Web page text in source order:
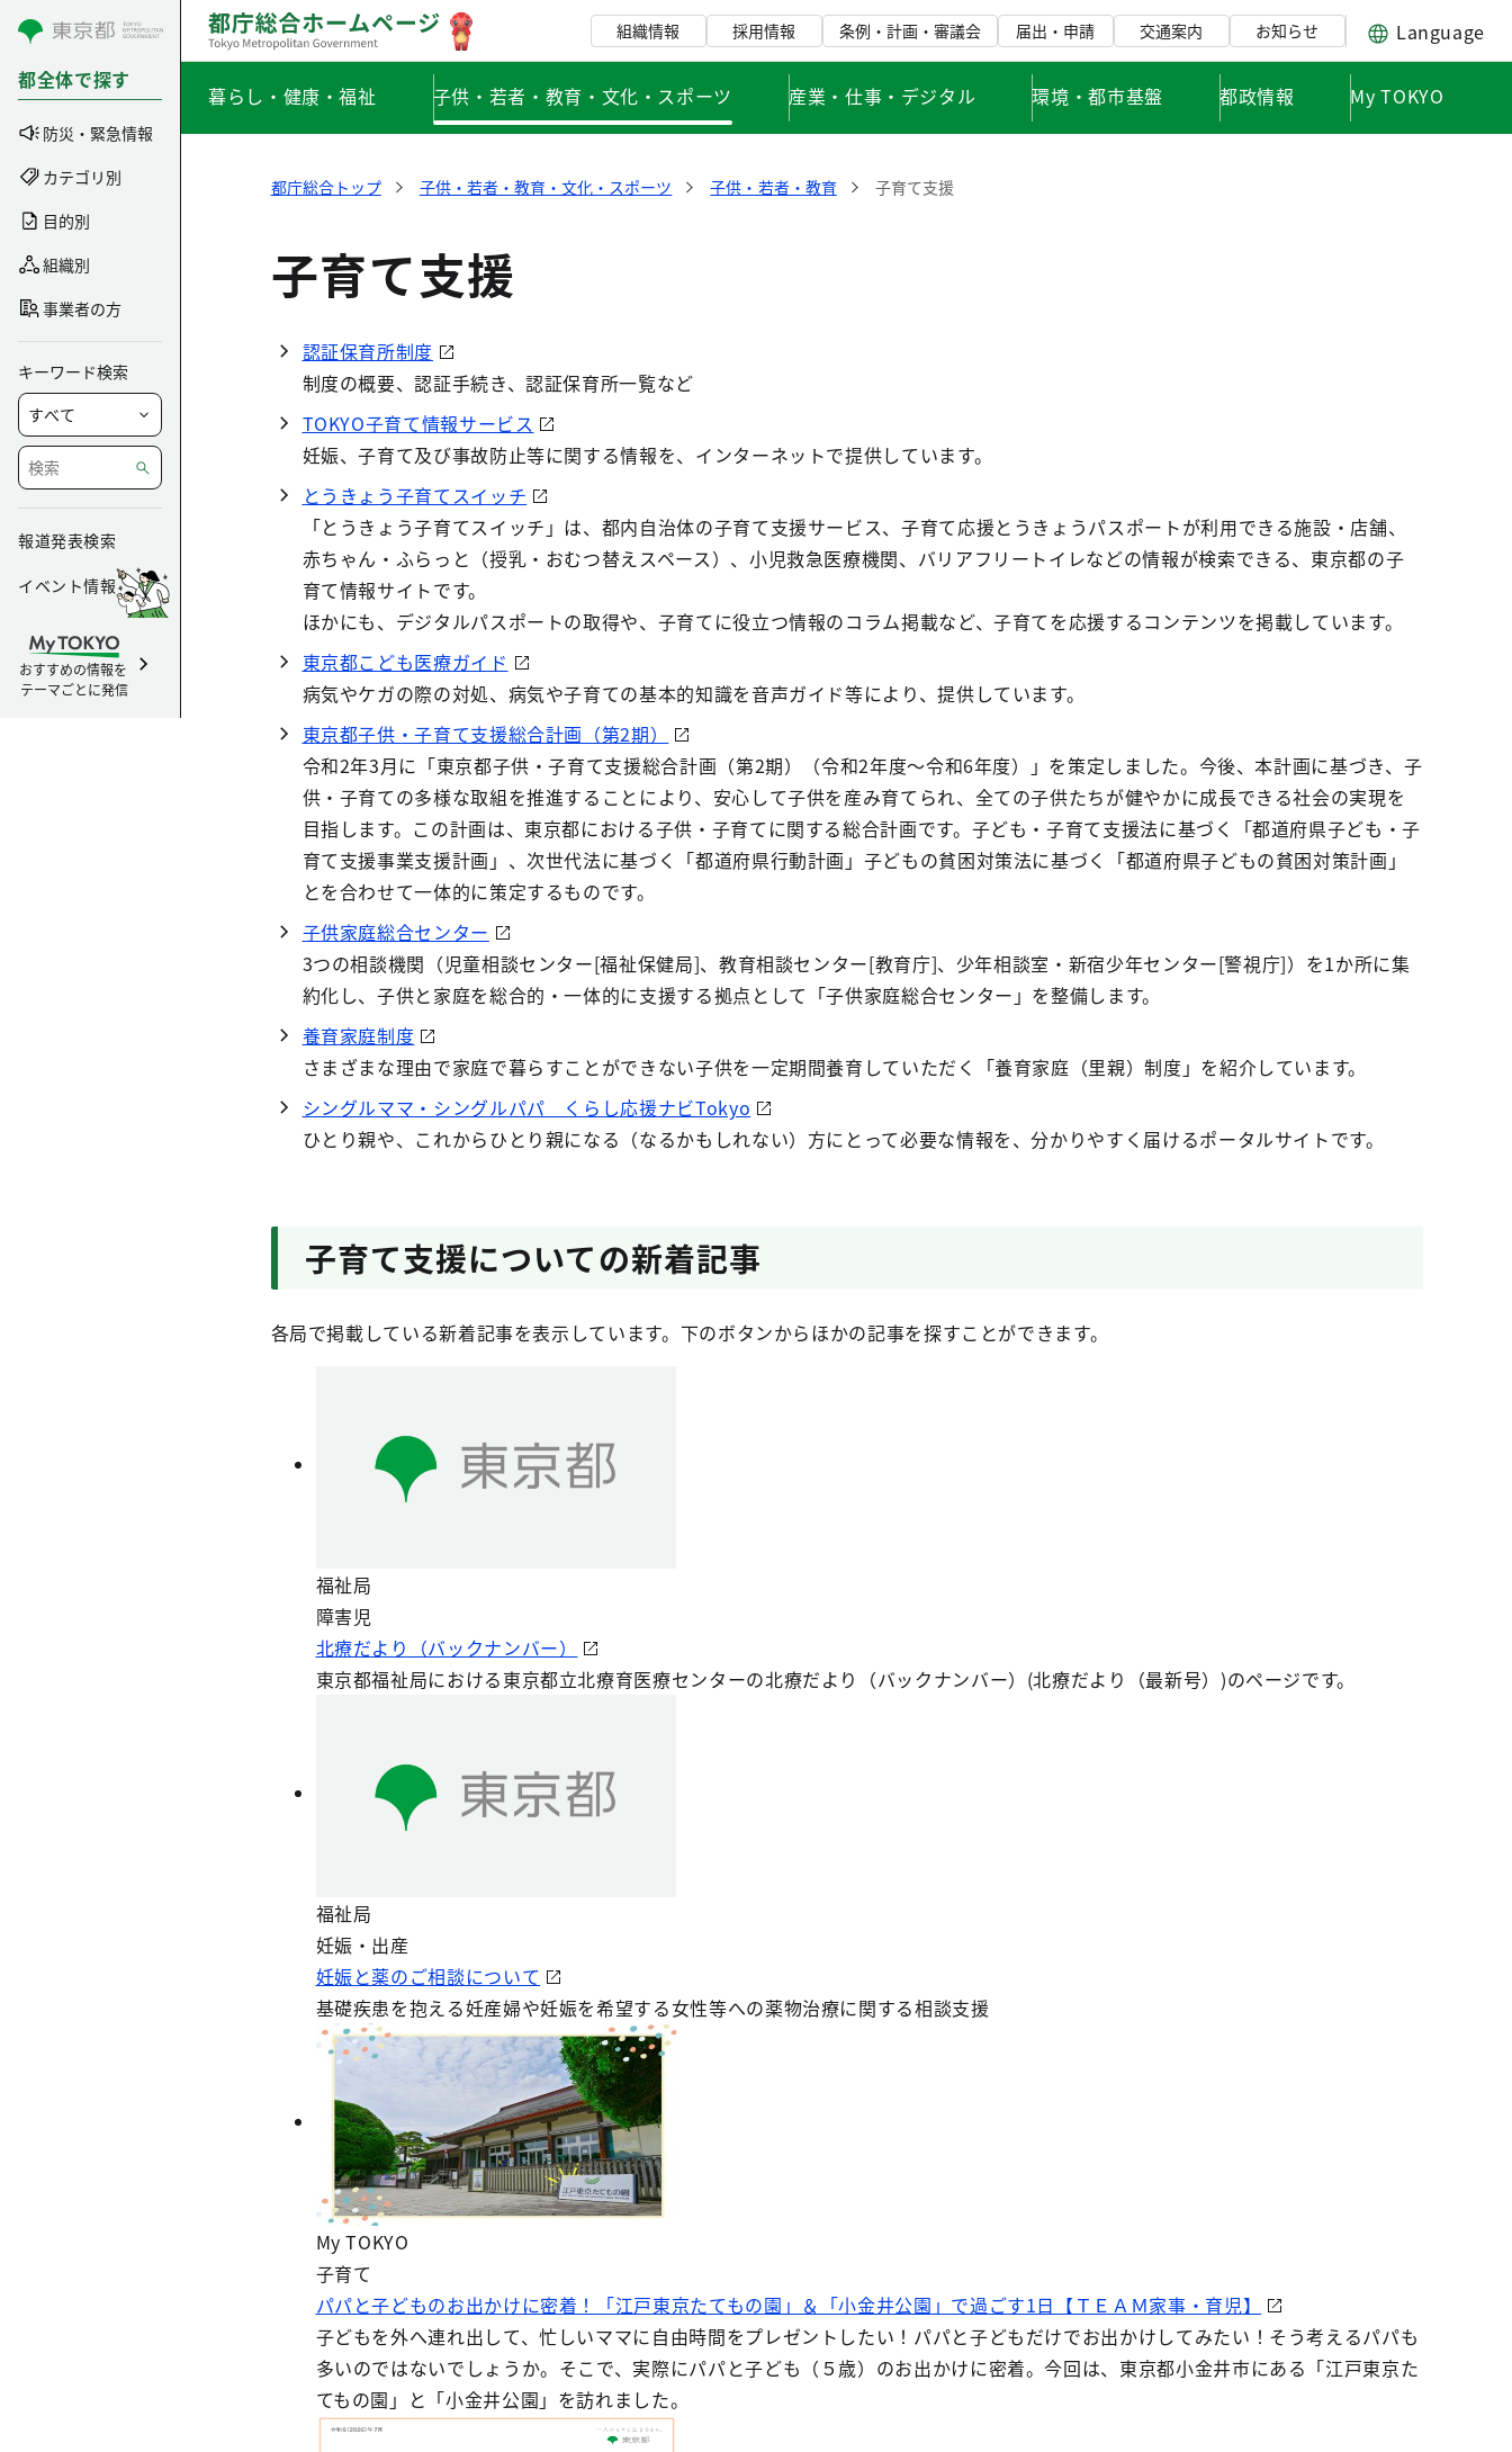
コンテンツにスキップ
都全体で探す
防災・緊急情報
カテゴリ別
目的別
組織別
事業者の方
キーワード検索
報道発表検索
イベント情報
おすすめの情報を
テーマごとに発信
組織情報 採用情報 条例・計画・審議会 届出・申請 交通案内 お知らせ Language
暮らし・健康・福祉 子供・若者・教育・文化・スポーツ 産業・仕事・デジタル 環境・都市基盤 都政情報 My TOKYO
都庁総合トップ 子供・若者・教育・文化・スポーツ 子供・若者・教育 子育て支援
子育て支援
認証保育所制度
制度の概要、認証手続き、認証保育所一覧など
TOKYO子育て情報サービス
妊娠、子育て及び事故防止等に関する情報を、インターネットで提供しています。
とうきょう子育てスイッチ
「とうきょう子育てスイッチ」は、都内自治体の子育て支援サービス、子育て応援とうきょうパスポートが利用できる施設・店舗、
赤ちゃん・ふらっと（授乳・おむつ替えスペース）、小児救急医療機関、バリアフリートイレなどの情報が検索できる、東京都の子
育て情報サイトです。
ほかにも、デジタルパスポートの取得や、子育てに役立つ情報のコラム掲載など、子育てを応援するコンテンツを掲載しています。
東京都こども医療ガイド
病気やケガの際の対処、病気や子育ての基本的知識を音声ガイド等により、提供しています。
東京都子供・子育て支援総合計画（第2期）
令和2年3月に「東京都子供・子育て支援総合計画（第2期）（令和2年度～令和6年度）」を策定しました。今後、本計画に基づき、子
供・子育ての多様な取組を推進することにより、安心して子供を産み育てられ、全ての子供たちが健やかに成長できる社会の実現を
目指します。この計画は、東京都における子供・子育てに関する総合計画です。子ども・子育て支援法に基づく「都道府県子ども・子
育て支援事業支援計画」、次世代法に基づく「都道府県行動計画」子どもの貧困対策法に基づく「都道府県子どもの貧困対策計画」
とを合わせて一体的に策定するものです。
子供家庭総合センター
3つの相談機関（児童相談センター[福祉保健局]、教育相談センター[教育庁]、少年相談室・新宿少年センター[警視庁]）を1か所に集
約化し、子供と家庭を総合的・一体的に支援する拠点として「子供家庭総合センター」を整備します。
養育家庭制度
さまざまな理由で家庭で暮らすことができない子供を一定期間養育していただく「養育家庭（里親）制度」を紹介しています。
シングルママ・シングルパパ くらし応援ナビTokyo
ひとり親や、これからひとり親になる（なるかもしれない）方にとって必要な情報を、分かりやすく届けるポータルサイトです。
子育て支援についての新着記事​
各局で掲載している新着記事を表示しています。下のボタンからほかの記事を探すことができます。
福祉局
障害児
北療だより（バックナンバー）
東京都福祉局における東京都立北療育医療センターの北療だより（バックナンバー）(北療だより（最新号）)のページです。
福祉局
妊娠・出産
妊娠と薬のご相談について
基礎疾患を抱える妊産婦や妊娠を希望する女性等への薬物治療に関する相談支援
My TOKYO
子育て
パパと子どものお出かけに密着！「江戸東京たてもの園」＆「小金井公園」で過ごす1日【ＴＥＡＭ家事・育児】
子どもを外へ連れ出して、忙しいママに自由時間をプレゼントしたい！パパと子どもだけでお出かけしてみたい！そう考えるパパも
多いのではないでしょうか。そこで、実際にパパと子ども（５歳）のお出かけに密着。今回は、東京都小金井市にある「江戸東京た
てもの園」と「小金井公園」を訪れました。